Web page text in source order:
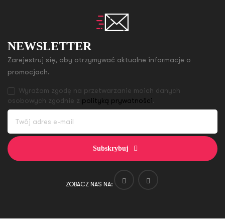
NEWSLETTER
Zarejestruj się, aby otrzymywać aktualne informacje o
promocjach.
Wyrażam zgodę na przetwarzanie moich danych
osobowych zgodnie z polityką prywatności.
Subskrybuj
ZOBACZ NAS NA: